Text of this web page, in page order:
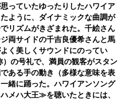
っていたゆったりしたハワイア
ように、ダイナミックな曲調が
リズムがきざまれた。千絵さん
両サイドの千吉良優希さんと馬
く美しくサウンドにのってい
の号礼で、満員の観客がスタン
ある手の動き（多様な意味を表
緒に踊った。ハワイアンソング
メハ大王≫を聴いたときには、